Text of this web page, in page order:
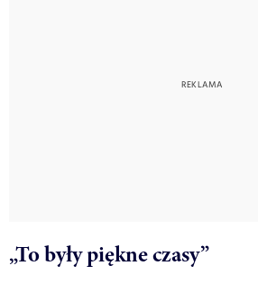
„To były piękne czasy”